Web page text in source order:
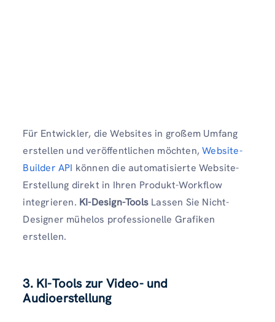
Für Entwickler, die Websites in großem Umfang
erstellen und veröffentlichen möchten,Website-
Builder API können die automatisierte Website-
Erstellung direkt in Ihren Produkt-Workflow
integrieren. KI-Design-Tools Lassen Sie Nicht-
Designer mühelos professionelle Grafiken
erstellen.
3. KI-Tools zur Video- und
Audioerstellung